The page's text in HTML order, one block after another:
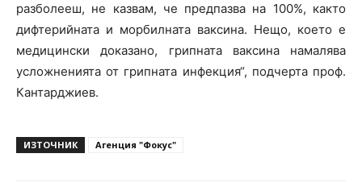
разболееш, не казвам, че предпазва на 100%, както
дифтерийната и морбилната ваксина. Нещо, което е
медицински доказано, грипната ваксина намалява
усложненията от грипната инфекция“, подчерта проф.
Кантарджиев.
ИЗТОЧНИК Агенция "Фокус"